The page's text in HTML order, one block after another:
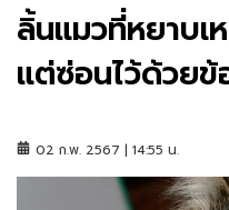
ลิ้นแมวที่หยาบเ
แต่ซ่อนไว้ด้วย
02 ก.พ. 2567 | 14:55 น.